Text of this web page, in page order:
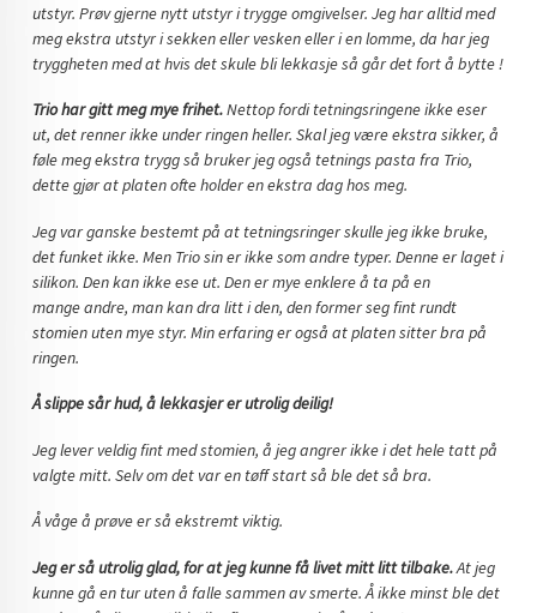
utstyr. Prøv gjerne nytt utstyr i trygge omgivelser. Jeg har alltid med
meg ekstra utstyr i sekken eller vesken eller i en lomme, da har jeg
tryggheten med at hvis det skule bli lekkasje så går det fort å bytte !
Trio har gitt meg mye frihet.Nettop fordi tetningsringene ikke eser
ut, det renner ikke under ringen heller.Skal jeg være ekstra sikker, å
føle meg ekstra trygg så bruker jeg også tetnings pasta fra Trio,
dette gjør at platen ofte holder en ekstra dag hos meg.
Jeg var ganske bestemt på at tetningsringer skulle jeg ikke bruke,
det funket ikke. Men Trio sin er ikke som andre typer. Denne er laget i
silikon. Den kan ikke ese ut. Den er mye enklere å ta på en
mange andre, man kan dra litt i den, den former seg fint rundt
stomien uten mye styr. Min erfaring er også at platen sitter bra på
ringen.
Å slippe sår hud, å lekkasjer er utrolig deilig!
Jeg lever veldig fint med stomien, å jeg angrer ikke i det hele tatt på
valgte mitt. Selv om det var en tøff start så ble det så bra.
Å våge å prøve er så ekstremt viktig.
Jeg er så utrolig glad, for at jeg kunne få livet mitt litt tilbake.At jeg
kunne gå en tur uten å falle sammen av smerte. Å ikke minst ble det